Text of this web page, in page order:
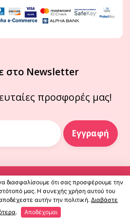
στο Newsletter
προσφορές μας!
| All Rights Reserved
byNetface.gr
διασφαλίσουμε ότι σας προσφέρουμε την
μας. Η συνεχής χρήση αυτού του
αυτήν την πολιτική. Διαβάστε
. Αποδέχομαι